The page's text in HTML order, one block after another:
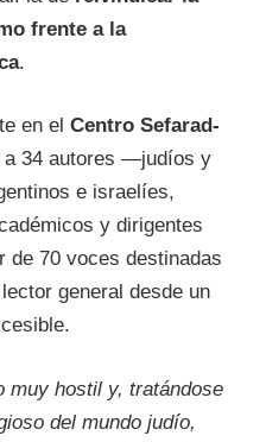
frente a la
.
en el Centro Sefarad-
a 34 autores —judíos y
e israelíes,
y dirigentes
70 voces destinadas
general desde un
muy hostil y, tratándose
del mundo judío,